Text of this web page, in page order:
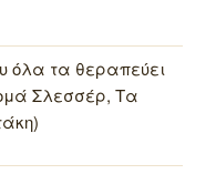
όλα τα θεραπεύει
Σλεσσέρ, Τα